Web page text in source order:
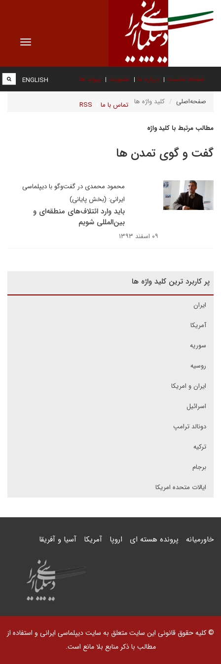
Toggle
صفحه نخست درباره ما عضویت پیوند ها
تماس با ما RSS
ENGLISH
صفحه‌اصلی کلید واژه ها
مطالب مرتبط با کلید واژه
گفت و گوی تمدن ها
محمود محمدی در گفت‌وگو با دیپلماسی
ایرانی: (بخش پایانی)
باید وارد ائتلاف‌های منطقه‌ای و
بین‌المللی شویم
۰۹ اسفند ۱۳۹۳
پر کاربرد ترین کلید واژه ها
ایران
آمریکا
سوریه
روسیه
ایران و امریکا
اسرائیل
دونالد ترامپ
ترکیه
برجام
ایالات متحده امریکا
خاورمیانه پرونده هسته ای اروپا آمریکا آسیا و آفریقا
© کلیه حقوق قانونی این سایت متعلق به سایت دیپلماسی ایرانی و استفاده از
مطالب با ذکر منابع بلا مانع است.